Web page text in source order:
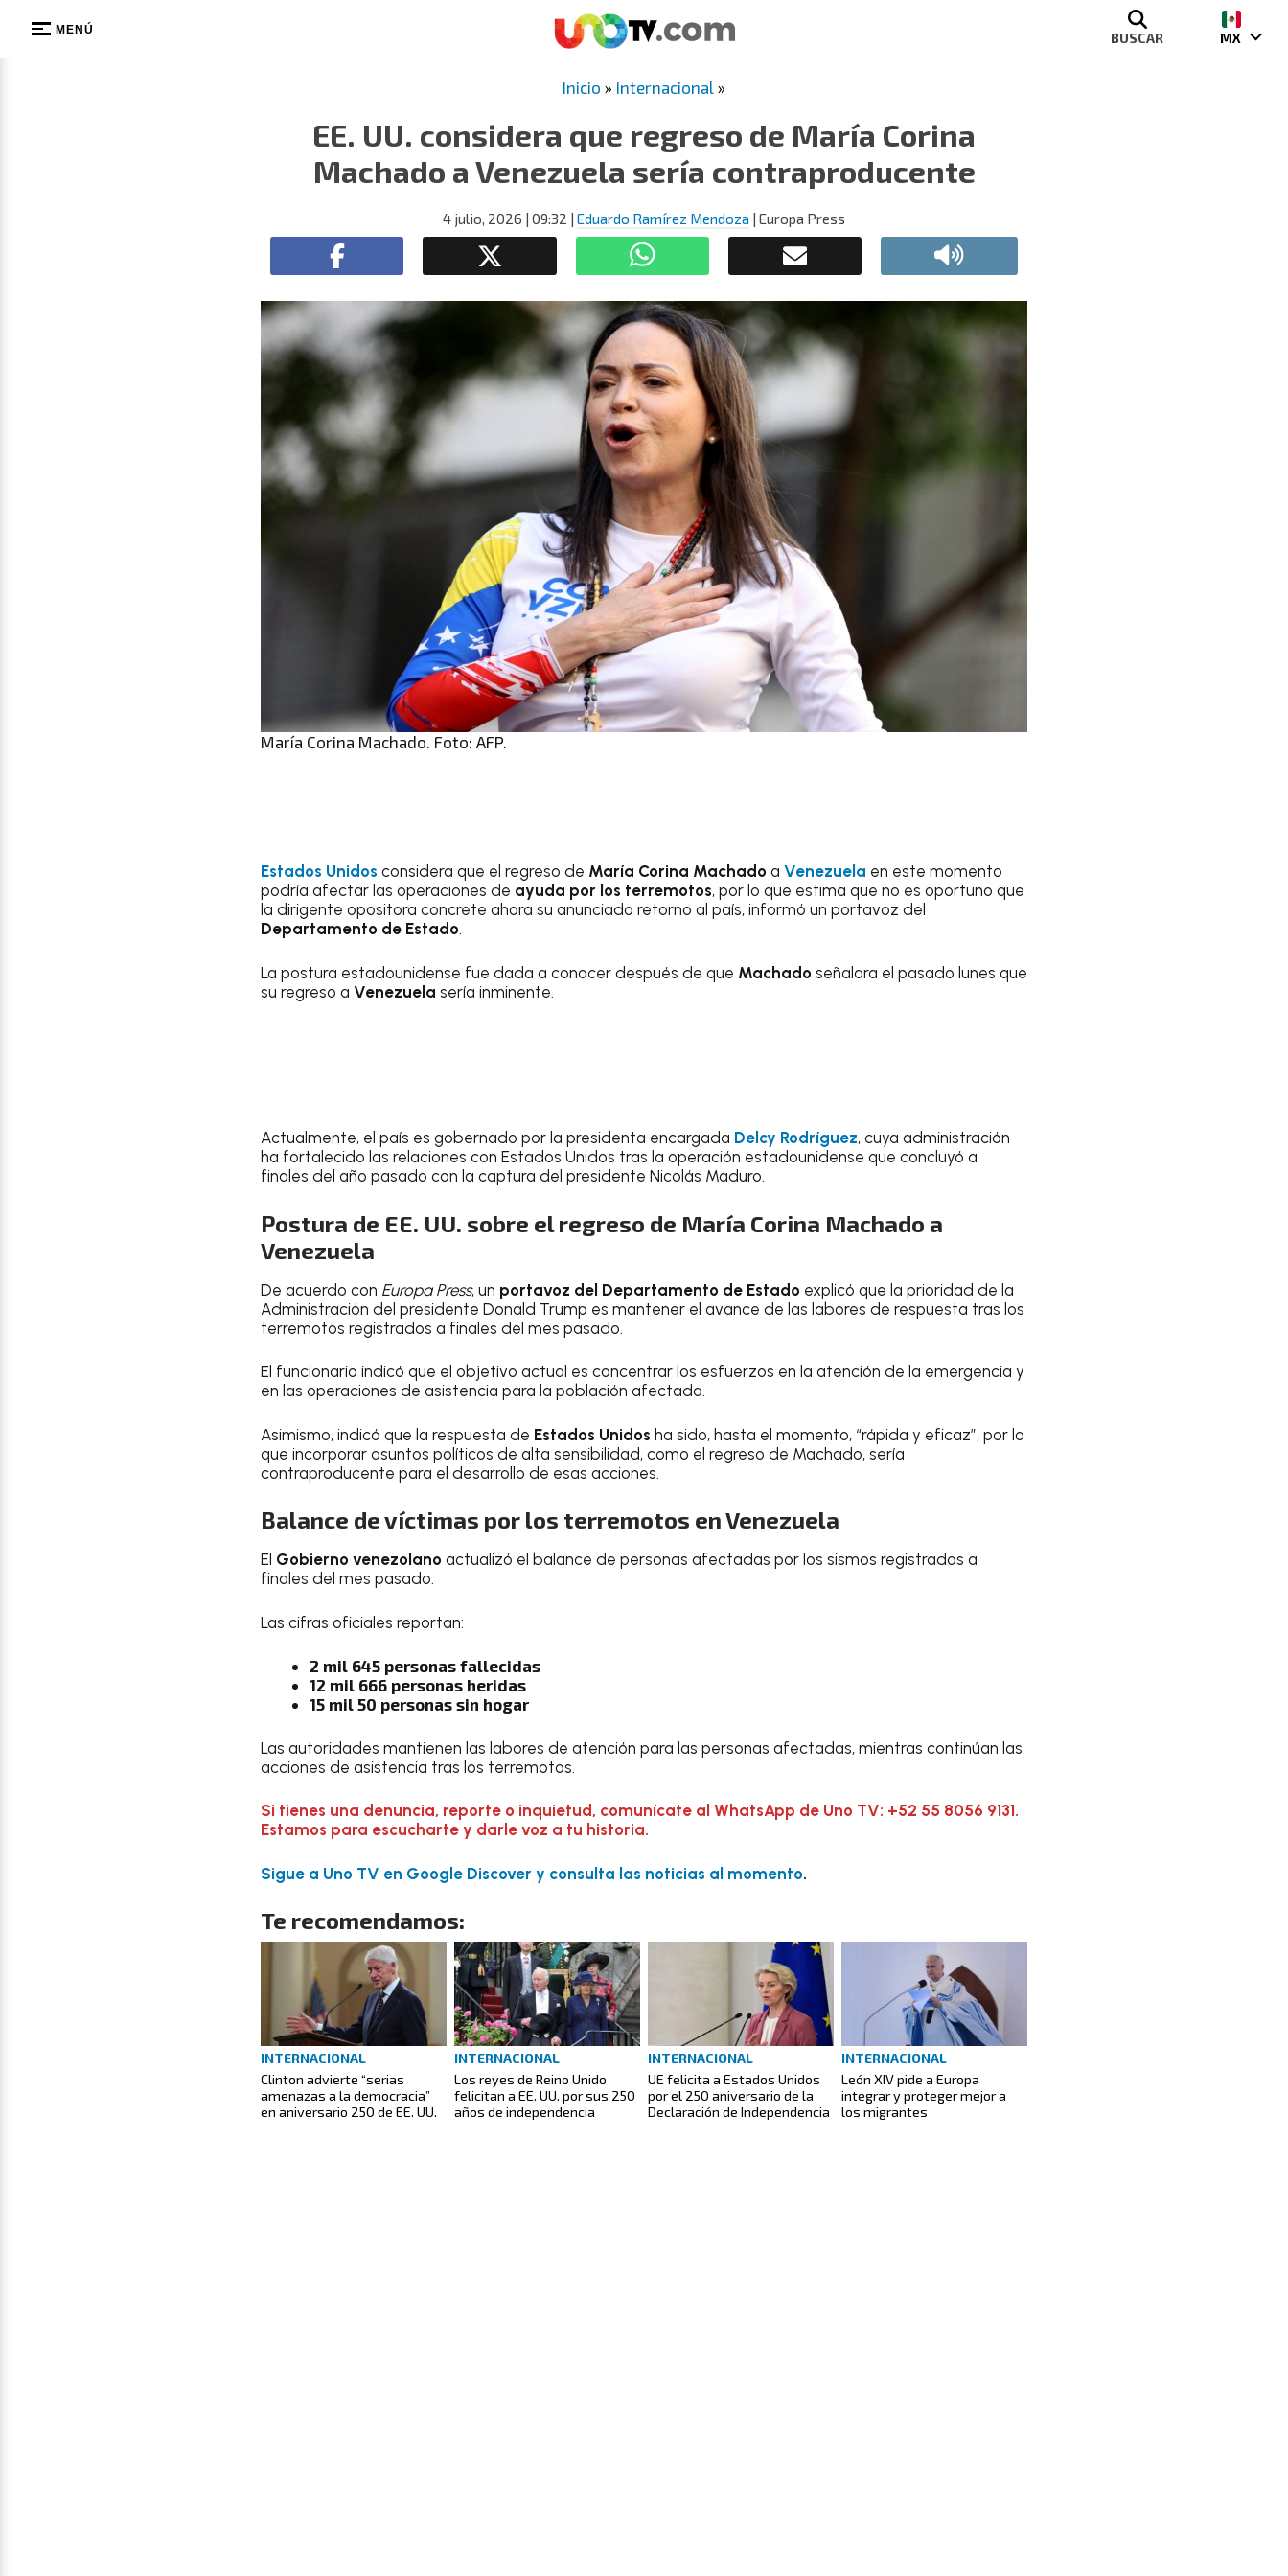
MENÚ BUSCAR MX
Inicio » Internacional »
EE. UU. considera que regreso de María Corina
Machado a Venezuela sería contraproducente
4 julio, 2026 | 09:32 | Eduardo Ramírez Mendoza | Europa Press
María Corina Machado. Foto: AFP.
Estados Unidos considera que el regreso de María Corina Machado a Venezuela en este momento
podría afectar las operaciones de ayuda por los terremotos, por lo que estima que no es oportuno que
la dirigente opositora concrete ahora su anunciado retorno al país, informó un portavoz del
Departamento de Estado.
La postura estadounidense fue dada a conocer después de que Machado señalara el pasado lunes que
su regreso a Venezuela sería inminente.
Actualmente, el país es gobernado por la presidenta encargada Delcy Rodríguez, cuya administración
ha fortalecido las relaciones con Estados Unidos tras la operación estadounidense que concluyó a
finales del año pasado con la captura del presidente Nicolás Maduro.
Postura de EE. UU. sobre el regreso de María Corina Machado a
Venezuela
De acuerdo con Europa Press, un portavoz del Departamento de Estado explicó que la prioridad de la
Administración del presidente Donald Trump es mantener el avance de las labores de respuesta tras los
terremotos registrados a finales del mes pasado.
El funcionario indicó que el objetivo actual es concentrar los esfuerzos en la atención de la emergencia y
en las operaciones de asistencia para la población afectada.
Asimismo, indicó que la respuesta de Estados Unidos ha sido, hasta el momento, “rápida y eficaz”, por lo
que incorporar asuntos políticos de alta sensibilidad, como el regreso de Machado, sería
contraproducente para el desarrollo de esas acciones.
Balance de víctimas por los terremotos en Venezuela
El Gobierno venezolano actualizó el balance de personas afectadas por los sismos registrados a
finales del mes pasado.
Las cifras oficiales reportan:
2 mil 645 personas fallecidas
12 mil 666 personas heridas
15 mil 50 personas sin hogar
Las autoridades mantienen las labores de atención para las personas afectadas, mientras continúan las
acciones de asistencia tras los terremotos.
Si tienes una denuncia, reporte o inquietud, comunícate al WhatsApp de Uno TV: +52 55 8056 9131.
Estamos para escucharte y darle voz a tu historia.
Sigue a Uno TV en Google Discover y consulta las noticias al momento.
Te recomendamos:
INTERNACIONAL
Clinton advierte “serias
amenazas a la democracia”
en aniversario 250 de EE. UU.
INTERNACIONAL
Los reyes de Reino Unido
felicitan a EE. UU. por sus 250
años de independencia
INTERNACIONAL
UE felicita a Estados Unidos
por el 250 aniversario de la
Declaración de Independencia
INTERNACIONAL
León XIV pide a Europa
integrar y proteger mejor a
los migrantes